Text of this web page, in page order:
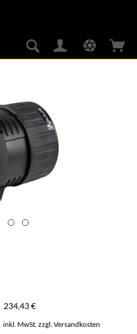
234,43 €
inkl. MwSt. zzgl. Versandkosten